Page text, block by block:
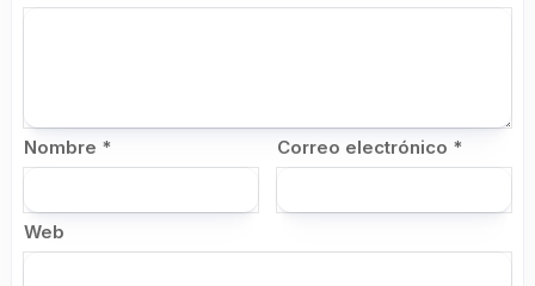
Nombre * Correo electrónico *
Web